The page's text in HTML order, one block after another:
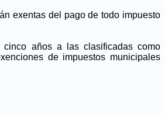
exentas del pago de todo impuesto
años a las clasificadas como
de impuestos municipales